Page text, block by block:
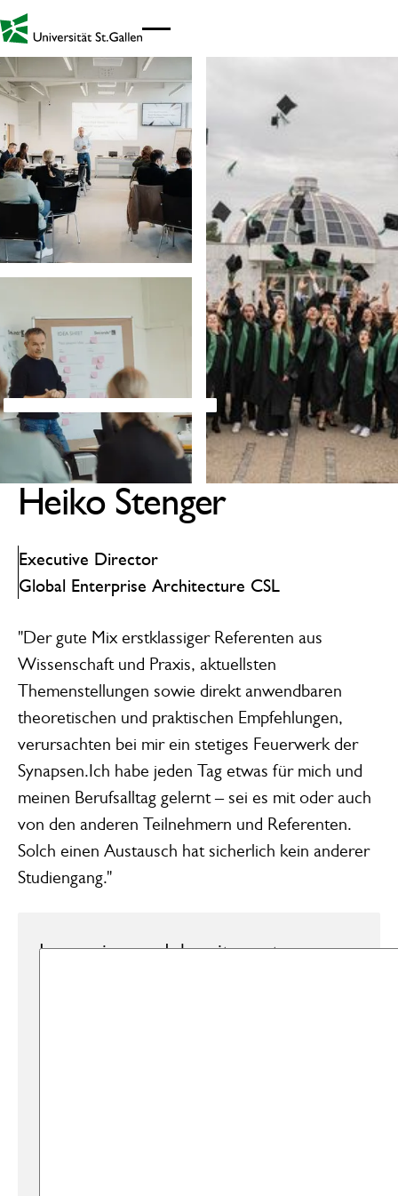
Link zur Startseite - Mobil
Heiko Stenger
Executive Director
Global Enterprise Architecture CSL
"Der gute Mix erstklassiger Referenten aus
Wissenschaft und Praxis, aktuellsten
Themenstellungen sowie direkt anwendbaren
theoretischen und praktischen Empfehlungen,
verursachten bei mir ein stetiges Feuerwerk der
Synapsen.Ich habe jeden Tag etwas für mich und
meinen Berufsalltag gelernt – sei es mit oder auch
von den anderen Teilnehmern und Referenten.
Solch einen Austausch hat sicherlich kein anderer
Studiengang."
Lorem ipsum dolor sit amet,